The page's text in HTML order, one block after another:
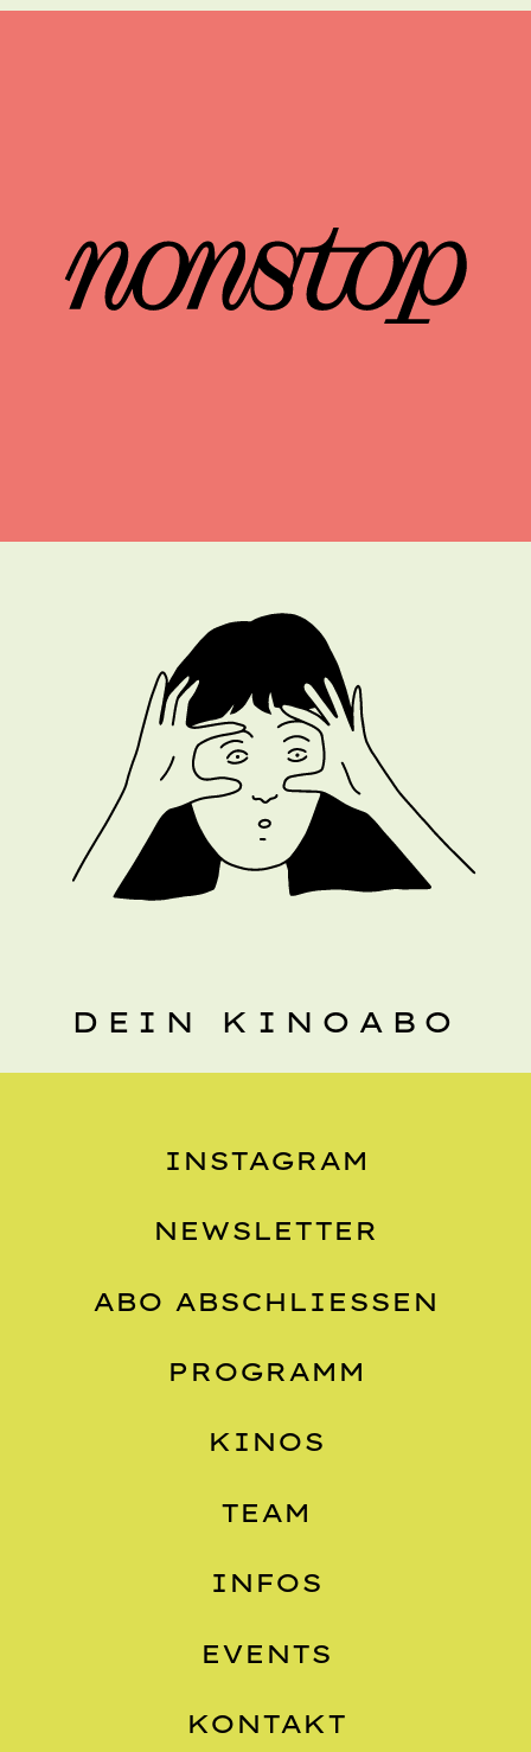
DEIN KINOABO
INSTAGRAM
NEWSLETTER
ABO ABSCHLIESSEN
PROGRAMM
KINOS
TEAM
INFOS
EVENTS
KONTAKT